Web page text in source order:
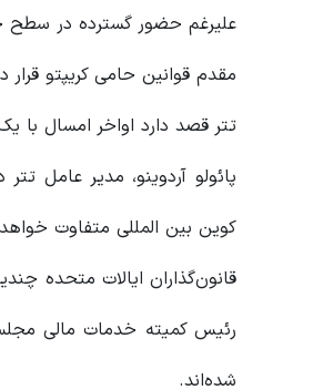
علیرغم حضور گسترده در سطح
مقدم قوانین حامی کریپتو قرار
تتر قصد دارد اواخر امسال با
کوین بین المللی متفاوت
رئیس کمیته خدمات مالی
شده‌اند.